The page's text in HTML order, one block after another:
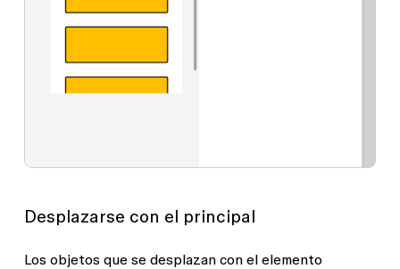
Desplazarse con el principal
Los objetos que se desplazan con el elemento